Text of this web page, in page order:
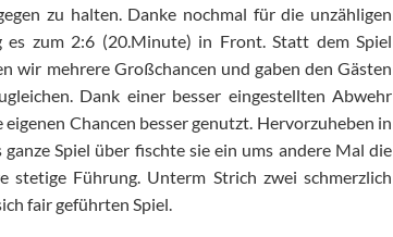
zu halten. Danke nochmal für die unzähligen
es zum 2:6 (20.Minute) in Front. Statt dem Spiel
wir mehrere Großchancen und gaben den Gästen
Dank einer besser eingestellten Abwehr
Chancen besser genutzt. Hervorzuheben in
Spiel über fischte sie ein ums andere Mal die
Führung. Unterm Strich zwei schmerzlich
fair geführten Spiel.